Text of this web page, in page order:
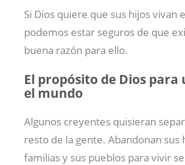
Si Dios quiere que sus hijos vivan
podemos estar seguros de que
buena razón para ello.
El propósito de Dios para
el mundo
Algunos creyentes quisieran
resto de la gente. Abandonan sus
familias y sus pueblos para vivir